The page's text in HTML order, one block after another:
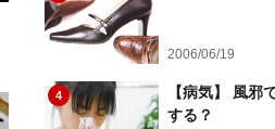
2006/06/19
4
【病気】 風邪
する？